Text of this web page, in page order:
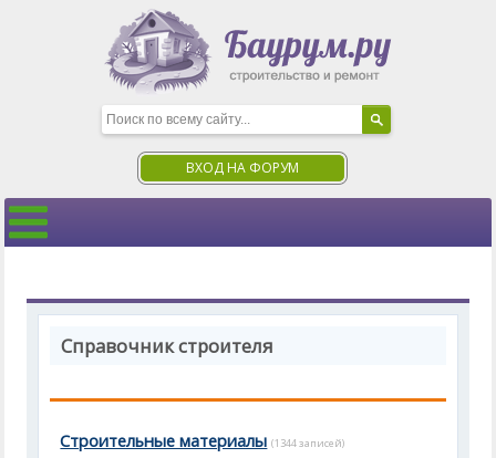
ВХОД НА ФОРУМ
Справочник строителя
Строительные материалы (1344 записей)